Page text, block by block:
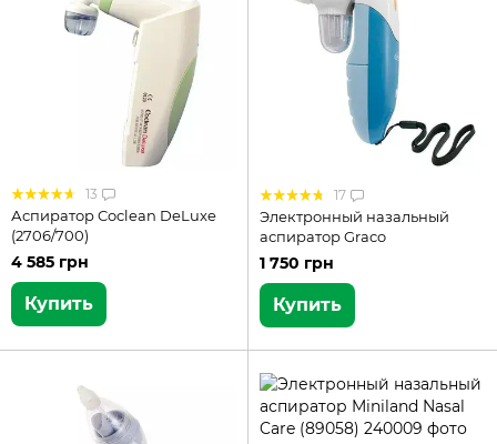
13
Аспиратор Coclean DeLuxe
(2706/700)
4 585 грн
Купить
17
Электронный назальный
аспиратор Graco
1 750 грн
Купить